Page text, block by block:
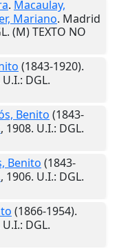
. Macaulay,
Mariano. Madrid
(M) TEXTO NO
(1843-1920).
U.I.: DGL.
Benito (1843-
, 1908. U.I.: DGL.
Benito (1843-
, 1906. U.I.: DGL.
(1866-1954).
U.I.: DGL.